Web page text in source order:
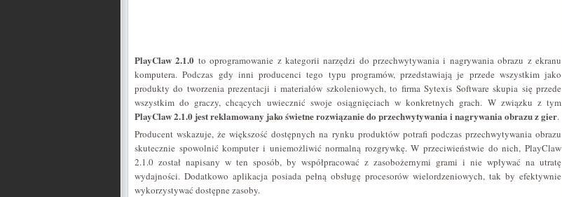
PlayClaw 2.1.0 to oprogramowanie z kategorii narzędzi do przechwytywania i nagrywania obrazu z ekranu
komputera. Podczas gdy inni producenci tego typu programów, przedstawiają je przede wszystkim jako
produkty do tworzenia prezentacji i materiałów szkoleniowych, to firma Sytexis Software skupia się przede
wszystkim do graczy, chcących uwiecznić swoje osiągnięciach w konkretnych grach. W związku z tym
PlayClaw 2.1.0 jest reklamowany jako świetne rozwiązanie do przechwytywania i nagrywania obrazu z gier.
Producent wskazuje, że większość dostępnych na rynku produktów potrafi podczas przechwytywania obrazu
skutecznie spowolnić komputer i uniemożliwić normalną rozgrywkę. W przeciwieństwie do nich, PlayClaw
2.1.0 został napisany w ten sposób, by współpracować z zasobożernymi grami i nie wpływać na utratę
wydajności. Dodatkowo aplikacja posiada pełną obsługę procesorów wielordzeniowych, tak by efektywnie
wykorzystywać dostępne zasoby.